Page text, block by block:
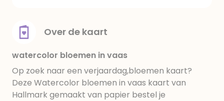
Over de kaart
watercolor bloemen in vaas
Op zoek naar een verjaardag,bloemen kaart?
Deze Watercolor bloemen in vaas kaart van
Hallmark gemaakt van papier bestel je